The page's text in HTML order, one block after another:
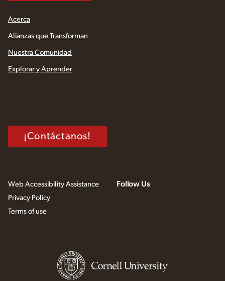
Acerca
Alianzas que Transforman
Nuestra Comunidad
Explorar y Aprender
¡Contáctanos!
Web Accessibility Assistance
Privacy Policy
Terms of use
Follow Us